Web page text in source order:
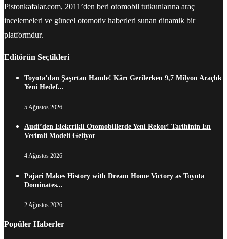
Pistonkafalar.com, 2011’den beri otomobil tutkunlarına araç
incelemeleri ve güncel otomotiv haberleri sunan dinamik bir
platformdur.
Editörün Seçtikleri
Toyota’dan Şaşırtan Hamle! Kârı Gerilerken 9,7 Milyon Araçlık
Yeni Hedef...
5 Ağustos 2026
Audi’den Elektrikli Otomobillerde Yeni Rekor! Tarihinin En
Verimli Modeli Geliyor
4 Ağustos 2026
Pajari Makes History with Dream Home Victory as Toyota
Dominates...
2 Ağustos 2026
Popüler Haberler